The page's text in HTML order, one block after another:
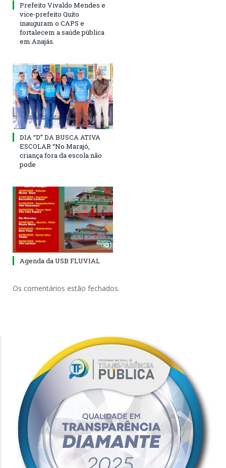
Prefeito Vivaldo Mendes e
vice-prefeito Quito
inauguram o CAPS e
fortalecem a saúde pública
em Anajás.
DIA “D” DA BUSCA ATIVA
ESCOLAR “No Marajó,
criança fora da escola não
pode
Agenda da USB FLUVIAL
Os comentários estão fechados.